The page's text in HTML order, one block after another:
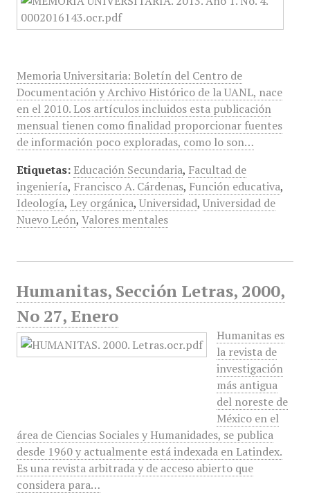
Memoria Universitaria: Boletín del Centro de
Documentación y Archivo Histórico de la UANL, nace
en el 2010. Los artículos incluidos esta publicación
mensual tienen como finalidad proporcionar fuentes
de información poco exploradas, como lo son…
Etiquetas: Educación Secundaria, Facultad de
ingeniería, Francisco A. Cárdenas, Función educativa,
Ideología, Ley orgánica, Universidad, Universidad de
Nuevo León, Valores mentales
Humanitas, Sección Letras, 2000,
No 27, Enero
Humanitas es
la revista de
investigación
más antigua
del noreste de
México en el
área de Ciencias Sociales y Humanidades, se publica
desde 1960 y actualmente está indexada en Latindex.
Es una revista arbitrada y de acceso abierto que
considera para…